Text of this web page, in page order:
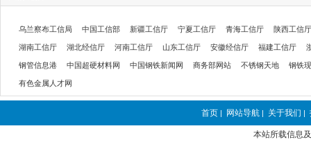
乌兰察布工信局 中国工信部 新疆工信厅 宁夏工信厅 青海工信厅 陕西工信厅
湖南工信厅 湖北经信厅 河南工信厅 山东工信厅 安徽经信厅 福建工信厅
钢管信息港 中国超硬材料网 中国钢铁新闻网 商务部网站 不锈钢天地 钢铁
有色金属人才网
首页 | 网站导航 | 关于我们 |
本站所载信息